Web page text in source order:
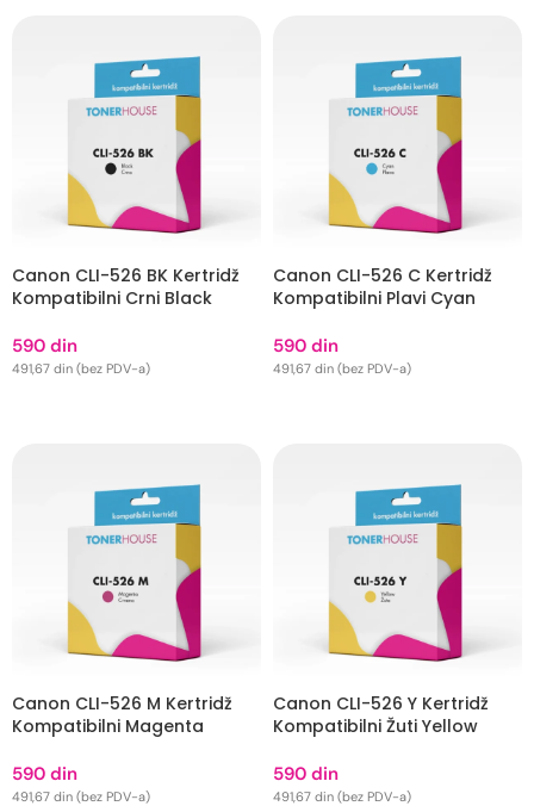
Canon CLI-526 BK Kertridž
Kompatibilni Crni Black
590 din
491,67 din (bez PDV-a)
Canon CLI-526 C Kertridž
Kompatibilni Plavi Cyan
590 din
491,67 din (bez PDV-a)
Canon CLI-526 M Kertridž
Kompatibilni Magenta
590 din
491,67 din (bez PDV-a)
Canon CLI-526 Y Kertridž
Kompatibilni Žuti Yellow
590 din
491,67 din (bez PDV-a)